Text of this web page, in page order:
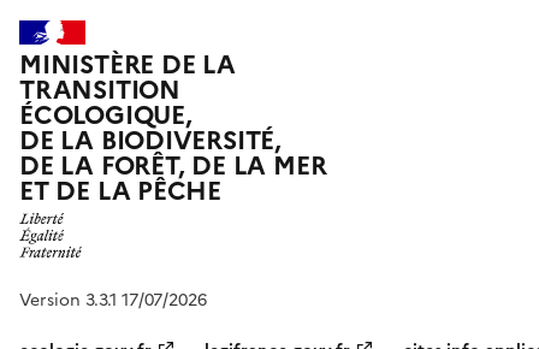
MINISTÈRE DE LA
TRANSITION
ÉCOLOGIQUE,
DE LA BIODIVERSITÉ,
DE LA FORÊT, DE LA MER
ET DE LA PÊCHE
Version 3.3.1 17/07/2026